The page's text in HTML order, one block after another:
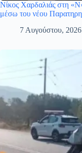
Νίκος Χαρδαλιάς στη
μέσω του νέου
7 Αυγούστου, 2026